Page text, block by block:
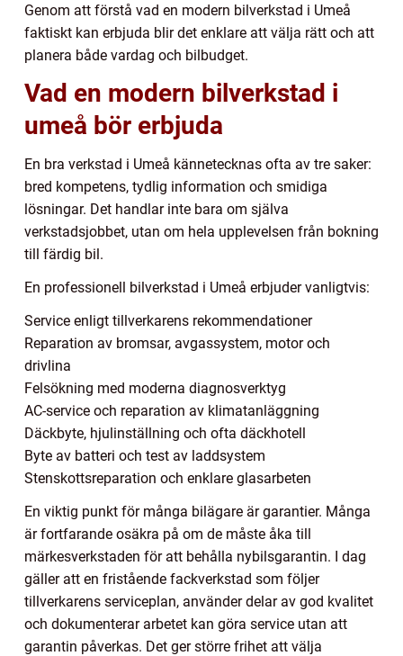
Genom att förstå vad en modern bilverkstad i Umeå
faktiskt kan erbjuda blir det enklare att välja rätt och att
planera både vardag och bilbudget.
Vad en modern bilverkstad i
umeå bör erbjuda
En bra verkstad i Umeå kännetecknas ofta av tre saker:
bred kompetens, tydlig information och smidiga
lösningar. Det handlar inte bara om själva
verkstadsjobbet, utan om hela upplevelsen från bokning
till färdig bil.
En professionell bilverkstad i Umeå erbjuder vanligtvis:
Service enligt tillverkarens rekommendationer
Reparation av bromsar, avgassystem, motor och
drivlina
Felsökning med moderna diagnosverktyg
AC-service och reparation av klimatanläggning
Däckbyte, hjulinställning och ofta däckhotell
Byte av batteri och test av laddsystem
Stenskottsreparation och enklare glasarbeten
En viktig punkt för många bilägare är garantier. Många
är fortfarande osäkra på om de måste åka till
märkesverkstaden för att behålla nybilsgarantin. I dag
gäller att en fristående fackverkstad som följer
tillverkarens serviceplan, använder delar av god kvalitet
och dokumenterar arbetet kan göra service utan att
garantin påverkas. Det ger större frihet att välja